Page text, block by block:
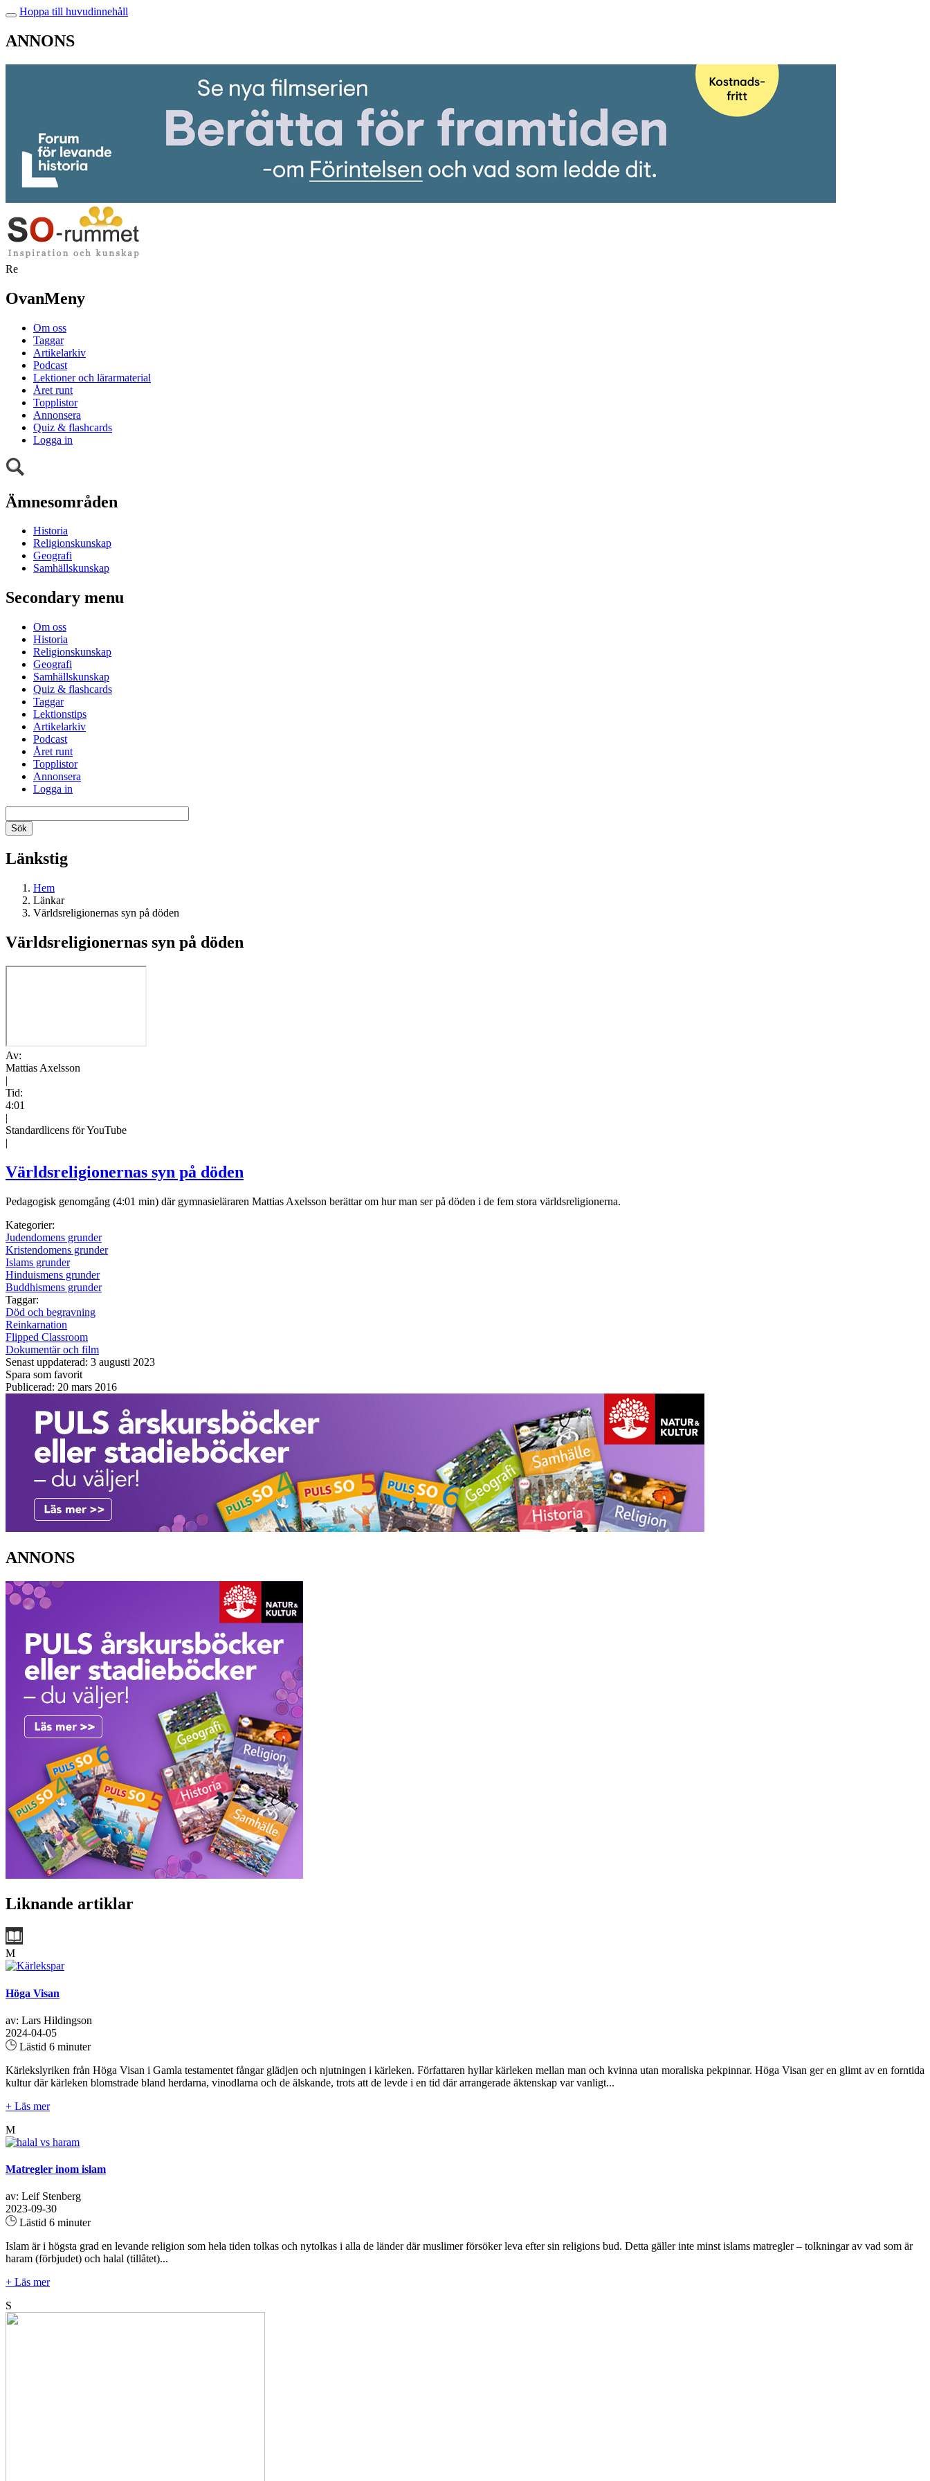
Hoppa till huvudinnehåll
ANNONS
Re
OvanMeny
Om oss
Taggar
Artikelarkiv
Podcast
Lektioner och lärarmaterial
Året runt
Topplistor
Annonsera
Quiz & flashcards
Logga in
Ämnesområden
Historia
Religionskunskap
Geografi
Samhällskunskap
Secondary menu
Om oss
Historia
Religionskunskap
Geografi
Samhällskunskap
Quiz & flashcards
Taggar
Lektionstips
Artikelarkiv
Podcast
Året runt
Topplistor
Annonsera
Logga in
Länkstig
Hem
Länkar
Världsreligionernas syn på döden
Världsreligionernas syn på döden
Av:
Mattias Axelsson
|
Tid:
4:01
|
Standardlicens för YouTube
|
Världsreligionernas syn på döden
Pedagogisk genomgång (4:01 min) där gymnasieläraren Mattias Axelsson berättar om hur man ser på döden i de fem stora världsreligionerna.
Kategorier:
Judendomens grunder
Kristendomens grunder
Islams grunder
Hinduismens grunder
Buddhismens grunder
Taggar:
Död och begravning
Reinkarnation
Flipped Classroom
Dokumentär och film
Senast uppdaterad: 3 augusti 2023
Spara som favorit
Publicerad: 20 mars 2016
ANNONS
Liknande artiklar
M
Höga Visan
av: Lars Hildingson
2024-04-05
Lästid 6 minuter
Kärlekslyriken från Höga Visan i Gamla testamentet fångar glädjen och njutningen i kärleken. Författaren hyllar kärleken mellan man och kvinna utan moraliska pekpinnar. Höga Visan ger en glimt av en forntida
kultur där kärleken blomstrade bland herdarna, vinodlarna och de älskande, trots att de levde i en tid där arrangerade äktenskap var vanligt...
+ Läs mer
M
Matregler inom islam
av: Leif Stenberg
2023-09-30
Lästid 6 minuter
Islam är i högsta grad en levande religion som hela tiden tolkas och nytolkas i alla de länder där muslimer försöker leva efter sin religions bud. Detta gäller inte minst islams matregler – tolkningar av vad som är
haram (förbjudet) och halal (tillåtet)...
+ Läs mer
S